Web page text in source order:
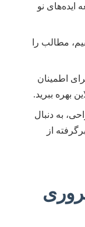
ایده‌های نو
مطالب را
اطمینان
بهره ببرید.
به دنبال
از